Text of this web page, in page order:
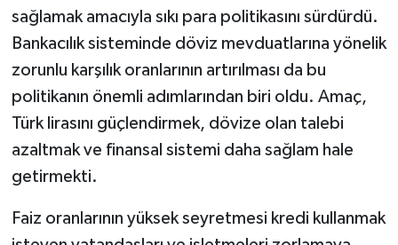
sağlamak amacıyla sıkı para politikasını sürdürdü.
Bankacılık sisteminde döviz mevduatlarına yönelik
zorunlu karşılık oranlarının artırılması da bu
politikanın önemli adımlarından biri oldu. Amaç,
Türk lirasını güçlendirmek, dövize olan talebi
azaltmak ve finansal sistemi daha sağlam hale
getirmekti.
Faiz oranlarının yüksek seyretmesi kredi kullanmak